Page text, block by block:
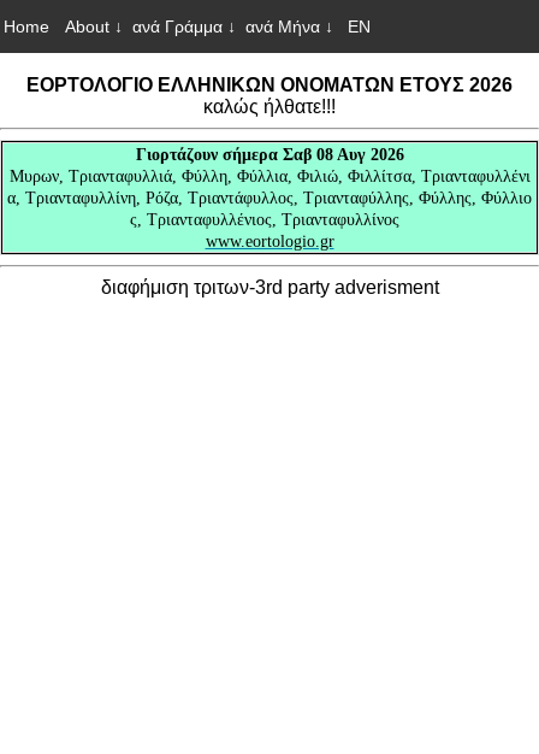
Home About ↓ ανά Γράμμα ↓ ανά Μήνα ↓ EN
ΕΟΡΤΟΛΟΓΙΟ ΕΛΛΗΝΙΚΩΝ ΟΝΟΜΑΤΩΝ ΕΤΟΥΣ 2026
καλώς ήλθατε!!!
Γιορτάζουν σήμερα Σαβ 08 Αυγ 2026
Μυρων, Τριανταφυλλιά, Φύλλη, Φύλλια, Φιλιώ, Φιλλίτσα, Τριανταφυλλένι
α, Τριανταφυλλίνη, Ρόζα, Τριαντάφυλλος, Τριανταφύλλης, Φύλλης, Φύλλιο
ς, Τριανταφυλλένιος, Τριανταφυλλίνος
www.eortologio.gr
διαφήμιση τριτων-3rd party adverisment